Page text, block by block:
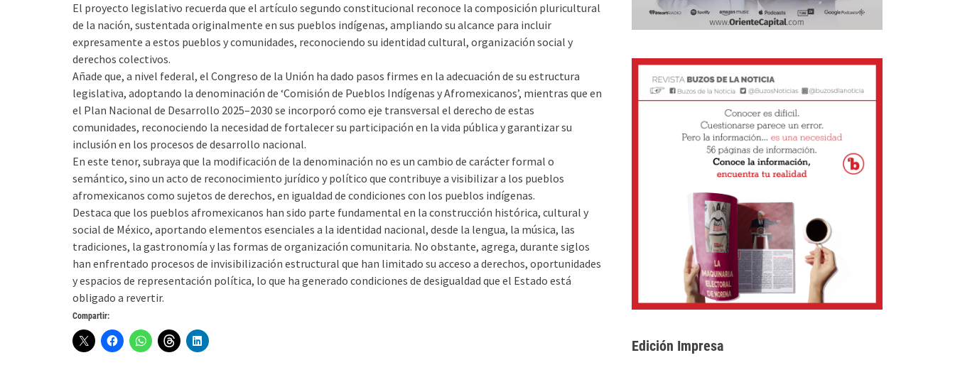
El proyecto legislativo recuerda que el artículo segundo constitucional reconoce la composición pluricultural
de la nación, sustentada originalmente en sus pueblos indígenas, ampliando su alcance para incluir
expresamente a estos pueblos y comunidades, reconociendo su identidad cultural, organización social y
derechos colectivos.
Añade que, a nivel federal, el Congreso de la Unión ha dado pasos firmes en la adecuación de su estructura
legislativa, adoptando la denominación de ‘Comisión de Pueblos Indígenas y Afromexicanos’, mientras que en
el Plan Nacional de Desarrollo 2025–2030 se incorporó como eje transversal el derecho de estas
comunidades, reconociendo la necesidad de fortalecer su participación en la vida pública y garantizar su
inclusión en los procesos de desarrollo nacional.
En este tenor, subraya que la modificación de la denominación no es un cambio de carácter formal o
semántico, sino un acto de reconocimiento jurídico y político que contribuye a visibilizar a los pueblos
afromexicanos como sujetos de derechos, en igualdad de condiciones con los pueblos indígenas.
Destaca que los pueblos afromexicanos han sido parte fundamental en la construcción histórica, cultural y
social de México, aportando elementos esenciales a la identidad nacional, desde la lengua, la música, las
tradiciones, la gastronomía y las formas de organización comunitaria. No obstante, agrega, durante siglos
han enfrentado procesos de invisibilización estructural que han limitado su acceso a derechos, oportunidades
y espacios de representación política, lo que ha generado condiciones de desigualdad que el Estado está
obligado a revertir.
Compartir:
Edición Impresa